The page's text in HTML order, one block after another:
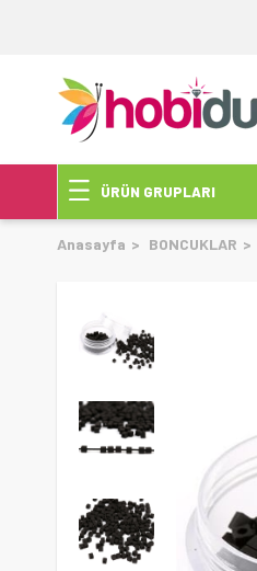
ÜRÜN GRUPLARI
Anasayfa BONCUKLAR